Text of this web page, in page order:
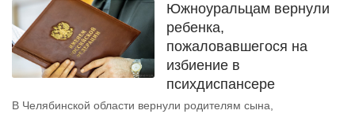
Южноуральцам вернули
ребенка,
пожаловавшегося на
избиение в
психдиспансере
В Челябинской области вернули родителям сына,